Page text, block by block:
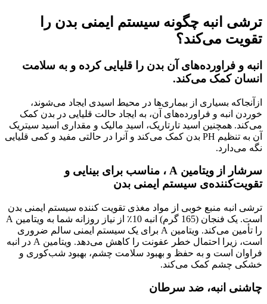
ترشی انبه چگونه سیستم ایمنی بدن را
تقویت می‌کند؟
انبه و فراورده‌های آن بدن را قلیایی کرده و به سلامت
انسان کمک‌ می‌کند.
ازآنجاکه بسیاری از بیماری‌ها در محیط اسیدی ایجاد می‌شوند،
خوردن انبه و فراورده‌های آن، به ایجاد حالت قلیایی در بدن کمک
می‌کند. همچنین اسید تارتاریک، اسید مالیک و مقداری اسید سیتریک
آن به تنظیم PH بدن کمک می‌کند و آنرا در حالتی مفید و کمی قلیایی
نگه می‌دارد.
سرشار از ویتامین A ، مناسب برای بینایی و
تقویت‌کننده‌ی سیستم ایمنی بدن
ترشی انبه منبع خوبی از مواد مغذی تقویت کننده سیستم ایمنی بدن
است. یک فنجان (165 گرم) انبه 10٪ از نیاز روزانه شما به ویتامین A
را تأمین می‌کند. ویتامین A برای یک سیستم ایمنی سالم ضروری
است، زیرا احتمال خطر عفونت را کاهش می‌دهد. ویتامین A در انبه
فراوان است و به حفظ و بهبود سلامت چشم، بهبود شب‌کوری و
خشکی چشم کمک می‌کند.
چاشنی انبه، ضد سرطان